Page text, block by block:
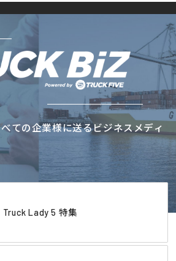
ての企業様に送るビジネスメディ
Truck Lady 5 特集